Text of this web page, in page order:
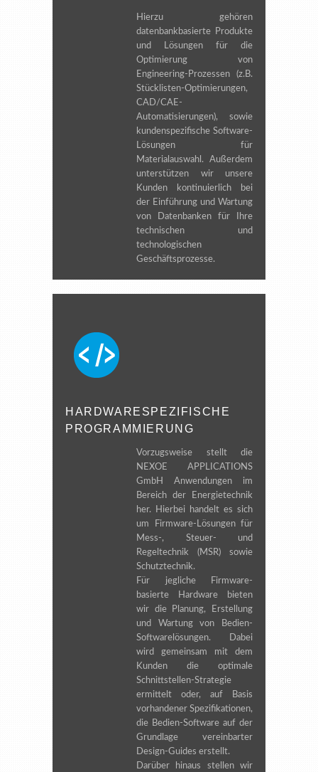
Hierzu gehören
datenbankbasierte Produkte
und Lösungen für die
Optimierung von
Engineering-Prozessen (z.B.
Stücklisten-Optimierungen,
CAD/CAE-
Automatisierungen), sowie
kundenspezifische Software-
Lösungen für
Materialauswahl. Außerdem
unterstützen wir unsere
Kunden kontinuierlich bei
der Einführung und Wartung
von Datenbanken für Ihre
technischen und
technologischen
Geschäftsprozesse.
HARDWARESPEZIFISCHE
PROGRAMMIERUNG
Vorzugsweise stellt die
NEXOE APPLICATIONS
GmbH Anwendungen im
Bereich der Energietechnik
her. Hierbei handelt es sich
um Firmware-Lösungen für
Mess-, Steuer- und
Regeltechnik (MSR) sowie
Schutztechnik.
Für jegliche Firmware-
basierte Hardware bieten
wir die Planung, Erstellung
und Wartung von Bedien-
Softwarelösungen. Dabei
wird gemeinsam mit dem
Kunden die optimale
Schnittstellen-Strategie
ermittelt oder, auf Basis
vorhandener Spezifikationen,
die Bedien-Software auf der
Grundlage vereinbarter
Design-Guides erstellt.
Darüber hinaus stellen wir